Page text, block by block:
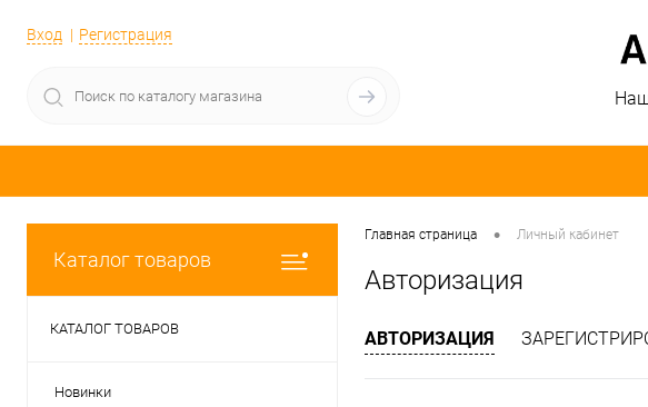
Вход Регистрация
Каталог товаров
КАТАЛОГ ТОВАРОВ
Новинки
Главная страница • Личный кабинет
Авторизация
АВТОРИЗАЦИЯ